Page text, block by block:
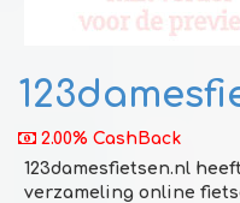
2.00% CashBack
123damesfietsen.nl
verzameling online